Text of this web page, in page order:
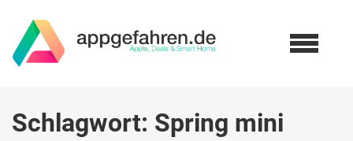
Schlagwort: Spring mini